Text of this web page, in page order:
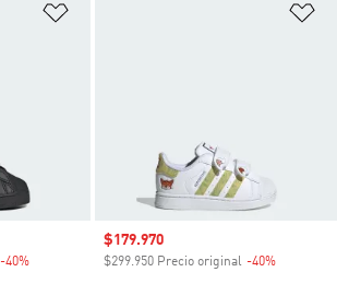
-40%
Precio de venta
$179.970
$299.950 Precio original -40%